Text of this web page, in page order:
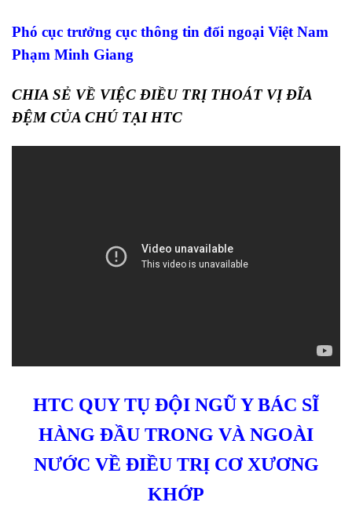
Phó cục trưởng cục thông tin đối ngoại Việt Nam
Phạm Minh Giang
CHIA SẺ VỀ VIỆC ĐIỀU TRỊ THOÁT VỊ ĐĨA
ĐỆM CỦA CHÚ TẠI HTC
HTC QUY TỤ ĐỘI NGŨ Y BÁC SĨ
HÀNG ĐẦU TRONG VÀ NGOÀI
NƯỚC VỀ ĐIỀU TRỊ CƠ XƯƠNG
KHỚP